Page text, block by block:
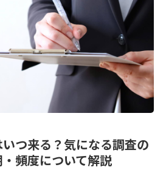
つ来る？気になる調査の
頻度について解説